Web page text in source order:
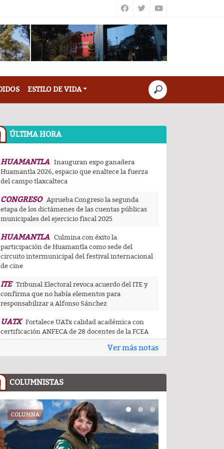
ESTILO DE VIDA
ÚLTIMA HORA
HUAMANTLA Inauguran expo ganadera
Huamantla 2026, espacio que enaltece la fuerza
del campo tlaxcalteca
CONGRESO Aprueba Congreso la segunda
etapa de los dictámenes de las cuentas públicas
municipales del ejercicio fiscal 2025
HUAMANTLA Culmina con éxito la
participación de Huamantla como sede del
circuito intermunicipal del festival internacional
de cine
ITE Tribunal Electoral revoca acuerdo del ITE y
confirma que no había elementos para
responsabilizar a Alfonso Sánchez
UATX Fortalece UATx calidad académica con
certificación ANFECA de 28 docentes de la FCEA
La docencia es el corazón de la
CAPITAL Tlaxcala capital da muestra de su
riqueza artesanal y gastronómica en festival de
CEDHT Convoca CEDHT a personas mayores a
participar en la convocatoria Cuéntame tu
historia: voces que dejan huella
Ver más notas
COLUMNISTAS
COLUMNA